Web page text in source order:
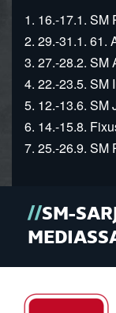
1. 16.-17.1. SM
2. 29.-31.1. 61.
3. 27.-28.2. SM
4. 22.-23.5. SM
5. 12.-13.6. SM
6. 14.-15.8.
7. 25.-26.9. SM
SM-